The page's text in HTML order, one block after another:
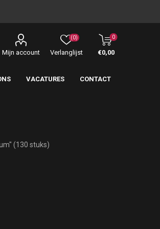
Mijn account Verlanglijst
(0) 0
€0,00
VACATURES CONTACT
(130 stuks)